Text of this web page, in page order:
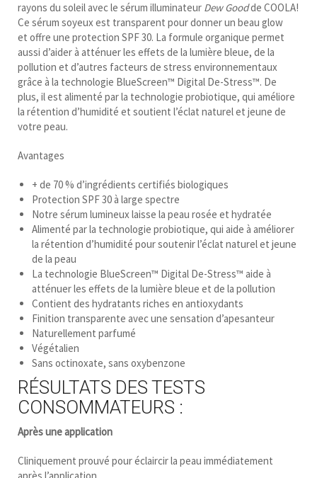
rayons du soleil avec le sérum illuminateur Dew Goodde COOLA!
Ce sérum soyeux est transparent pour donner un beau glow
et offre une protection SPF 30. La formule organique permet
aussi d’aider à atténuer les effets de la lumière bleue, de la
pollution et d’autres facteurs de stress environnementaux
grâce à la technologie BlueScreen™ Digital De-Stress™. De
plus, il est alimenté par la technologie probiotique, qui améliore
la rétention d’humidité et soutient l’éclat naturel et jeune de
votre peau.
Avantages
+ de 70 % d’ingrédients certifiés biologiques
Protection SPF 30 à large spectre
Notre sérum lumineux laisse la peau rosée et hydratée
Alimenté par la technologie probiotique, qui aide à améliorer
la rétention d’humidité pour soutenir l’éclat naturel et jeune
de la peau
La technologie BlueScreen™ Digital De-Stress™ aide à
atténuer les effets de la lumière bleue et de la pollution
Contient des hydratants riches en antioxydants
Finition transparente avec une sensation d’apesanteur
Naturellement parfumé
Végétalien
Sans octinoxate, sans oxybenzone
RÉSULTATS DES TESTS
CONSOMMATEURS :
Après une application
Cliniquement prouvé pour éclaircir la peau immédiatement